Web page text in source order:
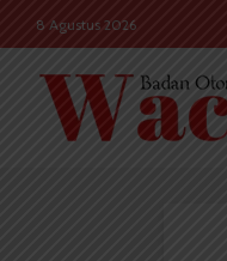
8 Agustus 2026